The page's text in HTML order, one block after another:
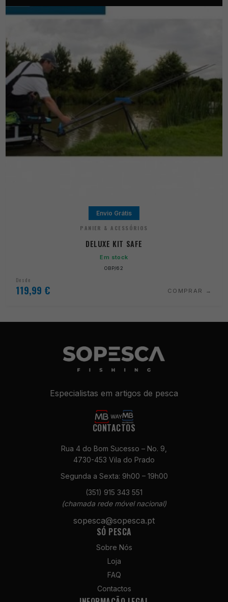
Envio Grátis
PANIER & ACESSÓRIOS
DELUXE KIT SAFE
Em stock
OBP/62
Desde
119,99 € COMPRAR
Especialistas em artigos de pesca
CONTACTOS
Rua 4 do Bom Sucesso – No. 9,
4730-453 Vila do Prado
Segunda a Sexta: 9h00 – 19h00
(351) 915 343 551
(chamada rede móvel nacional)
sopesca@sopesca.pt
SÓ PESCA
Sobre Nós
Loja
FAQ
Contactos
Necessários
não são
opcionais. São
necessários
para o
funcionamento
do site.
Para que